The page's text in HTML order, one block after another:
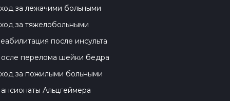
за лежачими больными
за тяжелобольными
после инсульта
перелома шейки бедра
за пожилыми больными
Альцгеймера